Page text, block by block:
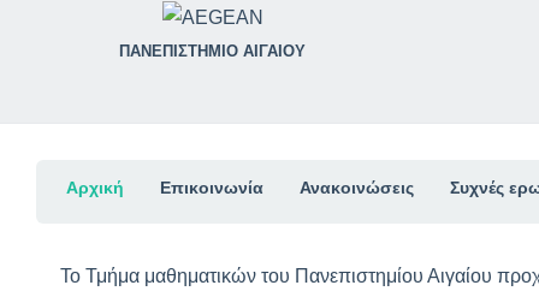
ΠΑΝΕΠΙΣΤΗΜΙΟ ΑΙΓΑΙΟΥ
Αρχική Επικοινωνία Ανακοινώσεις Συχνές
Το Τμήμα μαθηματικών του Πανεπιστημίου Αιγαίου